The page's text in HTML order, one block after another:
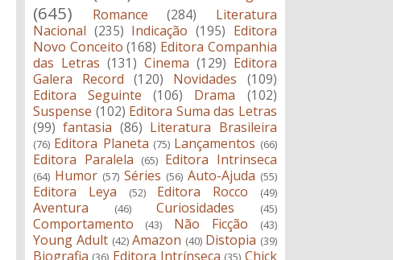
(645) Romance (284)
Literatura
Nacional (235) Indicação (195) Editora
Novo Conceito (168) Editora Companhia
das Letras (131) Cinema (129) Editora
Galera Record
(120) Novidades
(109)
Editora Seguinte
(106) Drama
(102)
Suspense (102) Editora Suma das Letras
(99) fantasia (86) Literatura Brasileira
(76) Editora Planeta (75) Lançamentos (66)
Editora Paralela (65) Editora Intrinseca
(64) Humor (57) Séries (56) Auto-Ajuda (55)
Editora Leya (52) Editora Rocco (49)
Aventura (46) Curiosidades (45)
Comportamento (43) Não Ficção (43)
Young Adult (42) Amazon (40) Distopia (39)
Biografia (36) Editora Intrínseca (35) Chick